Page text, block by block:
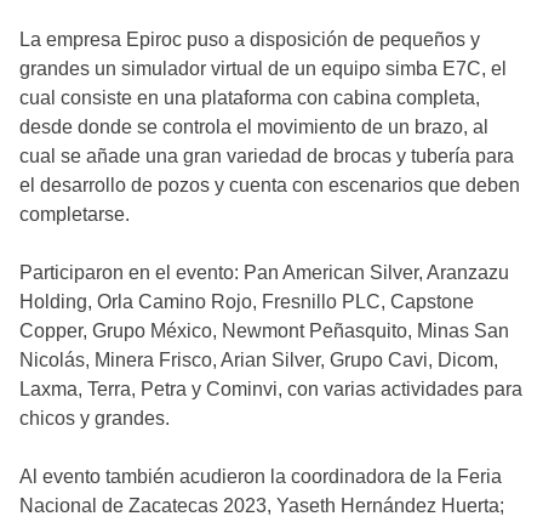
La empresa Epiroc puso a disposición de pequeños y
grandes un simulador virtual de un equipo simba E7C, el
cual consiste en una plataforma con cabina completa,
desde donde se controla el movimiento de un brazo, al
cual se añade una gran variedad de brocas y tubería para
el desarrollo de pozos y cuenta con escenarios que deben
completarse.
Participaron en el evento: Pan American Silver, Aranzazu
Holding, Orla Camino Rojo, Fresnillo PLC, Capstone
Copper, Grupo México, Newmont Peñasquito, Minas San
Nicolás, Minera Frisco, Arian Silver, Grupo Cavi, Dicom,
Laxma, Terra, Petra y Cominvi, con varias actividades para
chicos y grandes.
Al evento también acudieron la coordinadora de la Feria
Nacional de Zacatecas 2023, Yaseth Hernández Huerta;